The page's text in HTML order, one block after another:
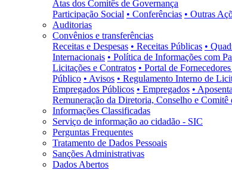
Atas dos Comitês de Governança
Participação Social • Conferências • Outras
Auditorias
Convênios e transferências
Receitas e Despesas • Receitas Públicas •
Internacionais • Política de Informações com
Licitações e Contratos • Portal de
Público • Avisos • Regulamento Interno de
Empregados Públicos • Empregados •
Remuneração da Diretoria, Conselho e
Informações Classificadas
Serviço de informação ao cidadão - SIC
Perguntas Frequentes
Tratamento de Dados Pessoais
Sanções Administrativas
Dados Abertos